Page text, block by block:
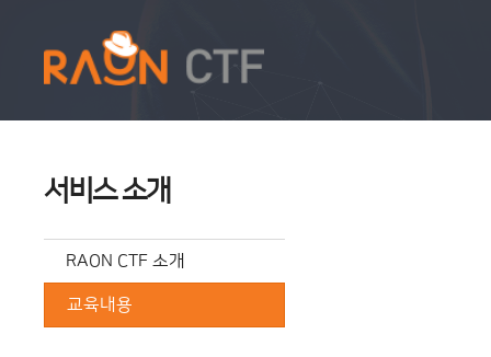
서비스 소개
RAON CTF 소개
교육내용